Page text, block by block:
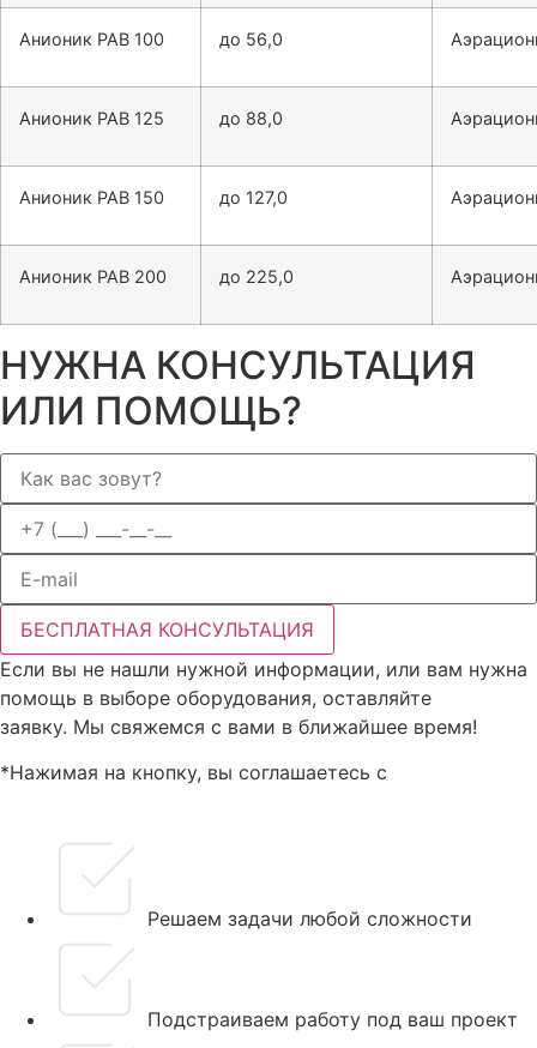
Анионик РАВ 100 до 56,0
Анионик РАВ 125 до 88,0
Анионик РАВ 150 до 127,0
Анионик РАВ 200 до 225,0
НУЖНА КОНСУЛЬТАЦИЯ
ИЛИ ПОМОЩЬ?
БЕСПЛАТНАЯ КОНСУЛЬТАЦИЯ
Если вы не нашли нужной информации, или вам нужна
помощь в выборе оборудования, оставляйте
заявку. Мы свяжемся с вами в ближайшее время!
*Нажимая на кнопку, вы соглашаетесь с
Решаем задачи любой сложности
Подстраиваем работу под ваш проект